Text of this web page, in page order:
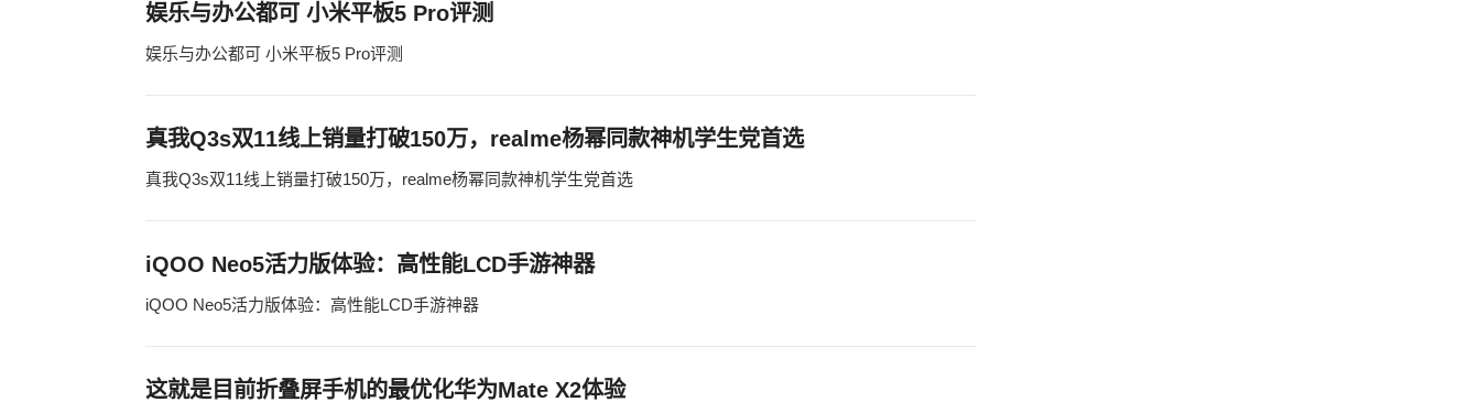
娱乐与办公都可 小米平板5 Pro评测
娱乐与办公都可 小米平板5 Pro评测
真我Q3s双11线上销量打破150万，realme杨幂同款神机学生党首选
真我Q3s双11线上销量打破150万，realme杨幂同款神机学生党首选
iQOO Neo5活力版体验：高性能LCD手游神器
iQOO Neo5活力版体验：高性能LCD手游神器
这就是目前折叠屏手机的最优化华为Mate X2体验